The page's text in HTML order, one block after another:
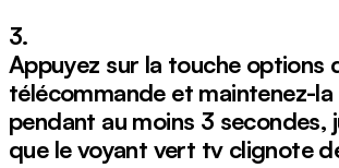
3.
Appuyez sur la touche options
télécommande et maintenez-la
pendant au moins 3 secondes,
que le voyant vert tvclignote